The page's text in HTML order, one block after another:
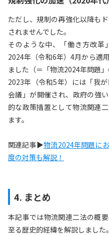
ただし、規制の再強化以降も
されませんでした。
そのような中、「働き方改革
2024年（令和6年）4月から適
ました（＝「物流2024年問題」
2023年（令和5年）には「我
会議」が開催され、政府の強
的な政策措置として物流関連
ます。
関連記事▶物流2024年問題に
度の対策も解説！
4. まとめ
本記事では物流関連二法の概
至る歴史的経緯を解説しました。